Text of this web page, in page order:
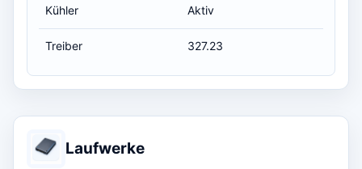
Kühler Aktiv
Treiber 327.23
Laufwerke